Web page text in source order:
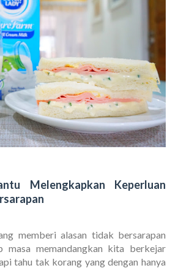
Melengkapkan Keperluan
memberi alasan tidak bersarapan
masa memandangkan kita berkejar
tahu tak korang yang dengan hanya